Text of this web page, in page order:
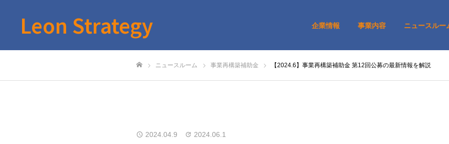
Leon Strategy 企業情報 事業内容 ニュースルー
ニュースルーム 事業再構築補助金 【2024.6】事業再構築補助金 第12回公募の最新情報を解説
2024.04.9 2024.06.1